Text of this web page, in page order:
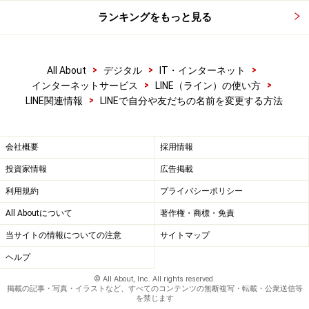
名前を変更することができると、自分の名前表示に一緒
にカンタンなメッセージを添えられたり、友だちの名前
次第で楽しい使い方ができそうですね。LINEでつながっ
ている友だちに表示される・されないという違いはあり
ますが、自分の名前も友だちの名前も、見て気分が悪く
きましょう。
※記事内容は執筆時点のものです。最新の内容をご確認くださ
い。
※OSやアプリ、ソフトのバージョンによっては画面表示、操作方
法が異なる可能性があります。
【編集部おすすめの購入サイト】
Amazonで LINE 関連の商品をチェック！
ランキングをもっと見る
All About > デジタル > IT・インターネット
>
インターネットサービス
> LINE（ライン）の使い方
>
LINE関連情報
> LINEで自分や友だちの名前を変更する方法
会社概要 採用情報
投資家情報 広告掲載
利用規約 プライバシーポリシー
All Aboutについて 著作権・商標・免責
当サイトの情報についての注意 サイトマップ
ヘルプ
© All About, Inc. All rights reserved.
掲載の記事・写真・イラストなど、すべてのコンテンツの無断複写・転載・公衆送信等
を禁じます